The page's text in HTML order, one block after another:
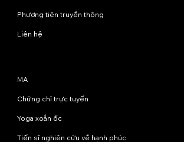
Phương tiện truyền thông
Liên hệ
MA
Chứng chỉ trực tuyến
Yoga xoắn ốc
Tiến sĩ nghiên cứu về hạnh phúc